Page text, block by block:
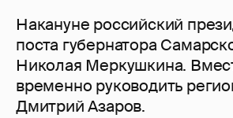
Накануне российский
поста губернатора
Николая Меркушкина.
временно руководить
Дмитрий Азаров.